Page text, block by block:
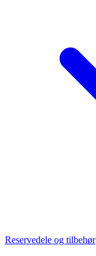
Reservedele og tilbehør